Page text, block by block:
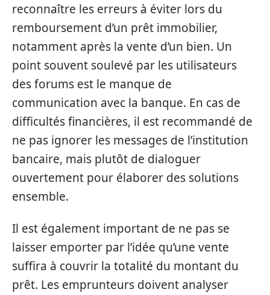
reconnaître les erreurs à éviter lors du
remboursement d’un prêt immobilier,
notamment après la vente d’un bien. Un
point souvent soulevé par les utilisateurs
des forums est le manque de
communication avec la banque. En cas de
difficultés financières, il est recommandé de
ne pas ignorer les messages de l’institution
bancaire, mais plutôt de dialoguer
ouvertement pour élaborer des solutions
ensemble.
Il est également important de ne pas se
laisser emporter par l’idée qu’une vente
suffira à couvrir la totalité du montant du
prêt. Les emprunteurs doivent analyser